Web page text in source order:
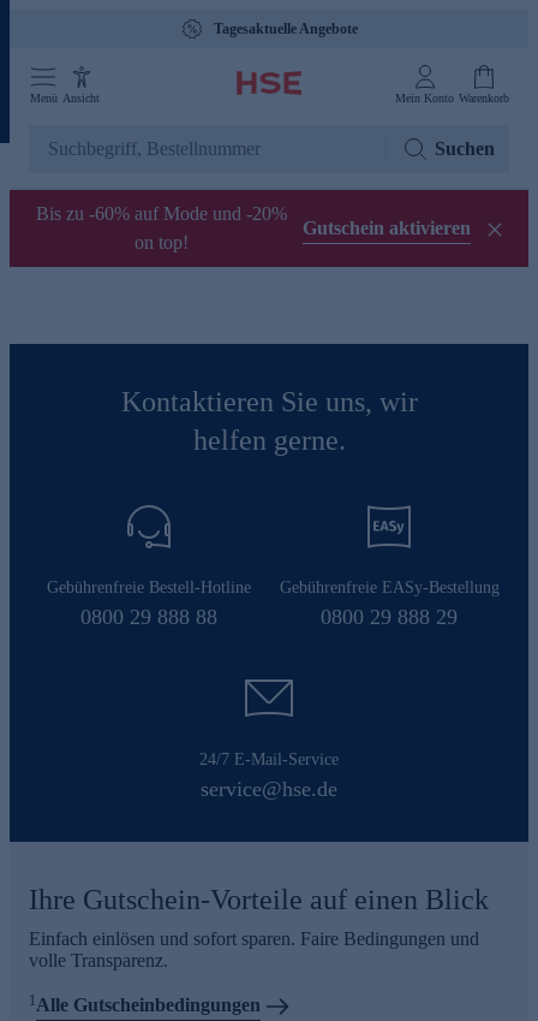
Tagesaktuelle Angebote
Menü Ansicht Mein Konto Warenkorb
Suchen
Bis zu -60% auf Mode und -20%
on top!
Gutschein aktivieren
Kontaktieren Sie uns, wir
helfen gerne.
Gebührenfreie Bestell-Hotline
0800 29 888 88
Gebührenfreie EASy-Bestellung
0800 29 888 29
24/7 E-Mail-Service
service@hse.de
Ihre Gutschein-Vorteile auf einen Blick
Einfach einlösen und sofort sparen. Faire Bedingungen und
volle Transparenz.
1Alle Gutscheinbedingungen